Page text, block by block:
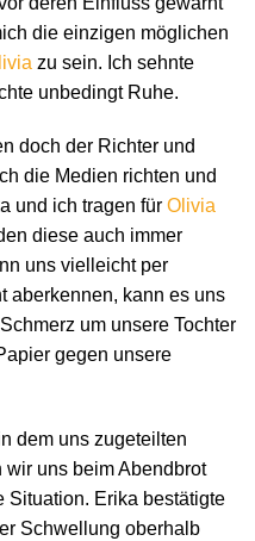
die einzigen möglichen
zu sein. Ich sehnte
unbedingt Ruhe.
doch der Richter und
die Medien richten und
und ich tragen für Olivia
diese auch immer
uns vielleicht per
aberkennen, kann es uns
um unsere Tochter
gegen unsere
dem uns zugeteilten
wir uns beim Abendbrot
Situation. Erika bestätigte
Schwellung oberhalb